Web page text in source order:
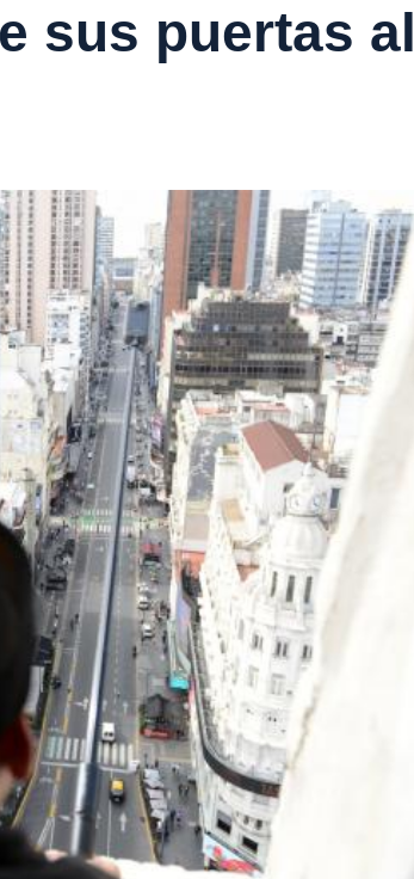
sus puertas al